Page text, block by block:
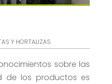
Y HORTALIZAS
sobre las
de los productos es